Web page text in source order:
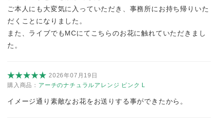
ご本人にも大変気に入っていただき、事務所にお持ち帰りいた
だくことになりました。
また、ライブでもMCにてこちらのお花に触れていただきまし
た。
2026年07月19日
購入商品： アーチのナチュラルアレンジ ピンク L
イメージ通り素敵なお花をお送りする事ができたから。